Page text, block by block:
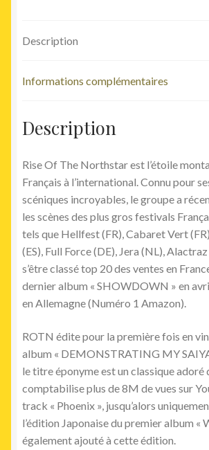
Description
Informations complémentaires
Description
Rise Of The Northstar est l’étoile
Français à l’international. Connu pour
scéniques incroyables, le groupe a
les scènes des plus gros festivals
tels que Hellfest (FR), Cabaret Vert
(ES), Full Force (DE), Jera (NL),
s’être classé top 20 des ventes en
dernier album « SHOWDOWN » en
en Allemagne (Numéro 1 Amazon).
ROTN édite pour la première fois en
album « DEMONSTRATING MY
le titre éponyme est un classique adoré
comptabilise plus de 8M de vues sur
track « Phoenix », jusqu’alors
l’édition Japonaise du premier album «
également ajouté à cette édition.